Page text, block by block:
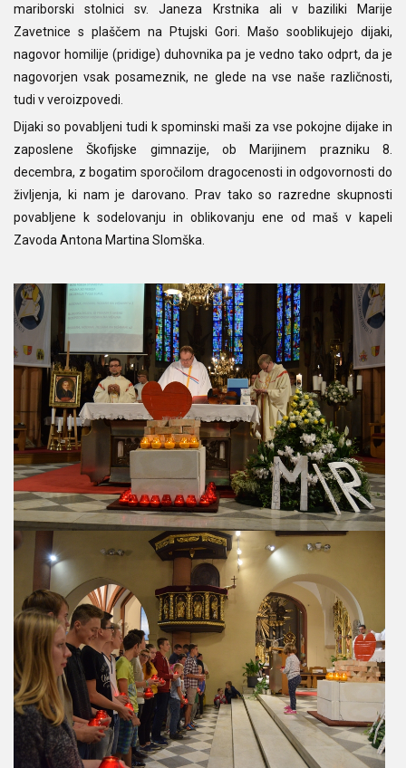
mariborski stolnici sv. Janeza Krstnika ali v baziliki Marije
Zavetnice s plaščem na Ptujski Gori. Mašo sooblikujejo dijaki,
nagovor homilije (pridige) duhovnika pa je vedno tako odprt, da je
nagovorjen vsak posameznik, ne glede na vse naše različnosti,
tudi v veroizpovedi.
Dijaki so povabljeni tudi k spominski maši za vse pokojne dijake in
zaposlene Škofijske gimnazije, ob Marijinem prazniku 8.
decembra, z bogatim sporočilom dragocenosti in odgovornosti do
življenja, ki nam je darovano. Prav tako so razredne skupnosti
povabljene k sodelovanju in oblikovanju ene od maš v kapeli
Zavoda Antona Martina Slomška.